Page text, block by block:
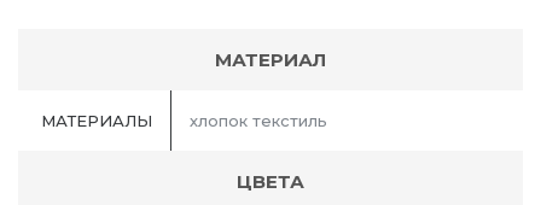
МАТЕРИАЛ
МАТЕРИАЛЫ хлопок текстиль
ЦВЕТА